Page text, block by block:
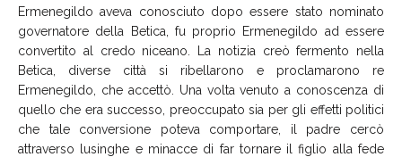
Ermenegildo aveva conosciuto dopo essere stato nominato
governatore della Betica, fu proprio Ermenegildo ad essere
convertito al credo niceano. La notizia creò fermento nella
Betica, diverse città si ribellarono e proclamarono re
Ermenegildo, che accettò. Una volta venuto a conoscenza di
quello che era successo, preoccupato sia per gli effetti politici
che tale conversione poteva comportare, il padre cercò
attraverso lusinghe e minacce di far tornare il figlio alla fede